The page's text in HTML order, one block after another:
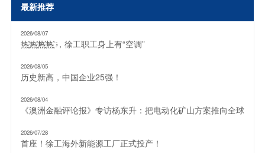
最新推荐
2026/08/07
热҈热҈热҈热҈ ，徐工职工身上有“空调”
2026/08/05
历史新高，中国企业25强！
2026/08/04
《澳洲金融评论报》专访杨东升：把电动化矿山方案推向全球
2026/07/28
首座！徐工海外新能源工厂正式投产！